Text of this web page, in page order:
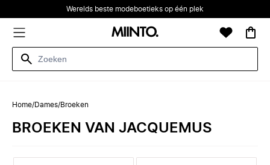
Werelds beste modeboetieks op één plek
Home/Dames/Broeken
BROEKEN VAN JACQUEMUS